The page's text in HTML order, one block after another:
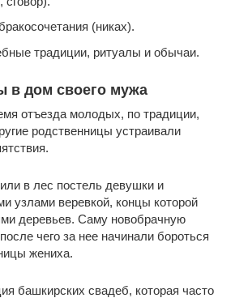
(никах).
традиции, ритуалы и обычаи.
в дом своего мужа
отъезда молодых, по традиции,
родственницы устраивали
в лес постель девушки и
узлами веревкой, концы которой
деревьев. Саму новобрачную
чего за нее начинали бороться
жениха.
башкирских свадеб, которая часто